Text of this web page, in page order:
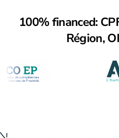
100% financed:
Région,